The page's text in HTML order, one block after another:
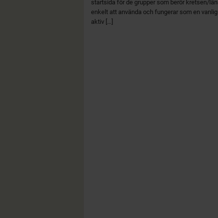
startsida för de grupper som berör kretsen/
enkelt att använda och fungerar som en
aktiv […]